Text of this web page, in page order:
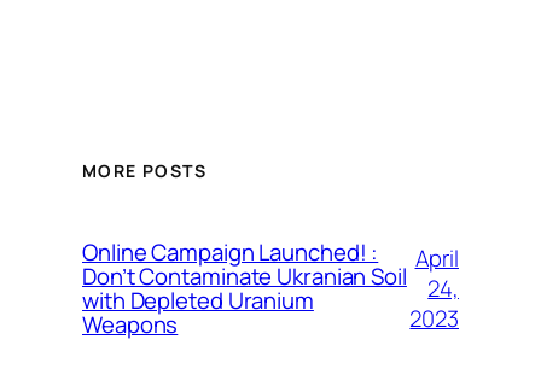
MORE POSTS
Online Campaign Launched! :
Don’t Contaminate Ukranian Soil
with Depleted Uranium
Weapons
April
24,
2023